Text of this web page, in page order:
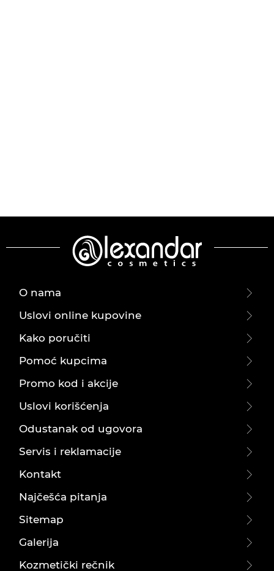
O nama
Uslovi online kupovine
Kako poručiti
Pomoć kupcima
Promo kod i akcije
Uslovi korišćenja
Odustanak od ugovora
Servis i reklamacije
Kontakt
Najčešća pitanja
Sitemap
Galerija
Kozmetički rečnik